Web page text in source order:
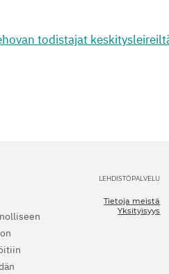
todistajat
LEHDISTÖPALVELU
Tietoja meistä
Yksityisyys